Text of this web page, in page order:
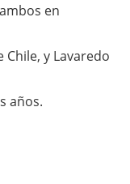
en
Chile, y Lavaredo
años.